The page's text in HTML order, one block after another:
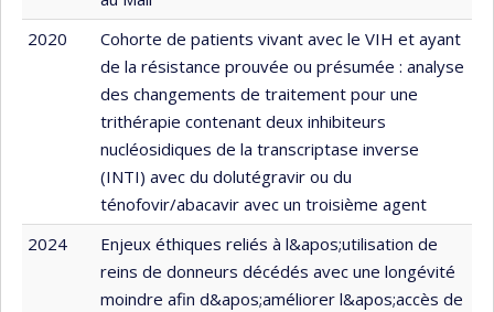
2020
Cohorte de patients vivant avec le VIH et ayant
de la résistance prouvée ou présumée : analyse
des changements de traitement pour une
trithérapie contenant deux inhibiteurs
nucléosidiques de la transcriptase inverse
(INTI) avec du dolutégravir ou du
ténofovir/abacavir avec un troisième agent
2024
Enjeux éthiques reliés à l&apos;utilisation de
reins de donneurs décédés avec une longévité
moindre afin d&apos;améliorer l&apos;accès de